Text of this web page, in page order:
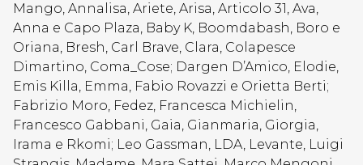
Mango, Annalisa, Ariete, Arisa, Articolo 31, Ava,
Anna e Capo Plaza, Baby K, Boomdabash, Boro e
Oriana, Bresh, Carl Brave, Clara, Colapesce
Dimartino, Coma_Cose; Dargen D’Amico, Elodie,
Emis Killa, Emma, Fabio Rovazzi e Orietta Berti;
Fabrizio Moro, Fedez, Francesca Michielin,
Francesco Gabbani, Gaia, Gianmaria, Giorgia,
Irama e Rkomi; Leo Gassman, LDA, Levante, Luigi